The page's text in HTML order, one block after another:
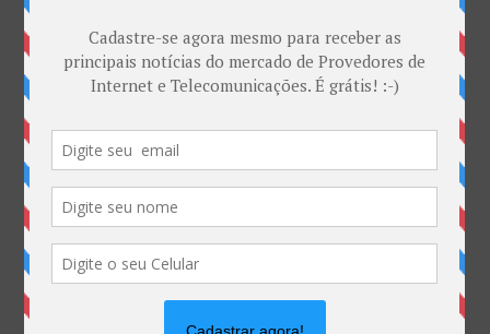
Warning: file_exists(): open_basedir restriction in
effect. File(/var/www/html/mhemann/wp-
Amaral-e-Renato-Gavião-Regional-durante-coletiva-
de-imprensa-nesta-quinta-
feira.-41391_1080x675.jpg) is not within the allowed
path(s): (/var/www/vhosts/mhemann.com.br/:/tmp/)
/var/www/vhosts/mhemann.com.br/httpdocs/wp-
content/themes/Divi/epanel/custom_functions.php